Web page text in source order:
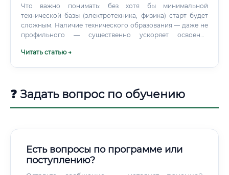
Что важно понимать: без хотя бы минимальной
технической базы (электротехника, физика) старт будет
сложным. Наличие технического образования — даже не
профильного — существенно ускоряет освоение
Читать статью →
❓ Задать вопрос по обучению
Есть вопросы по программе или
поступлению?